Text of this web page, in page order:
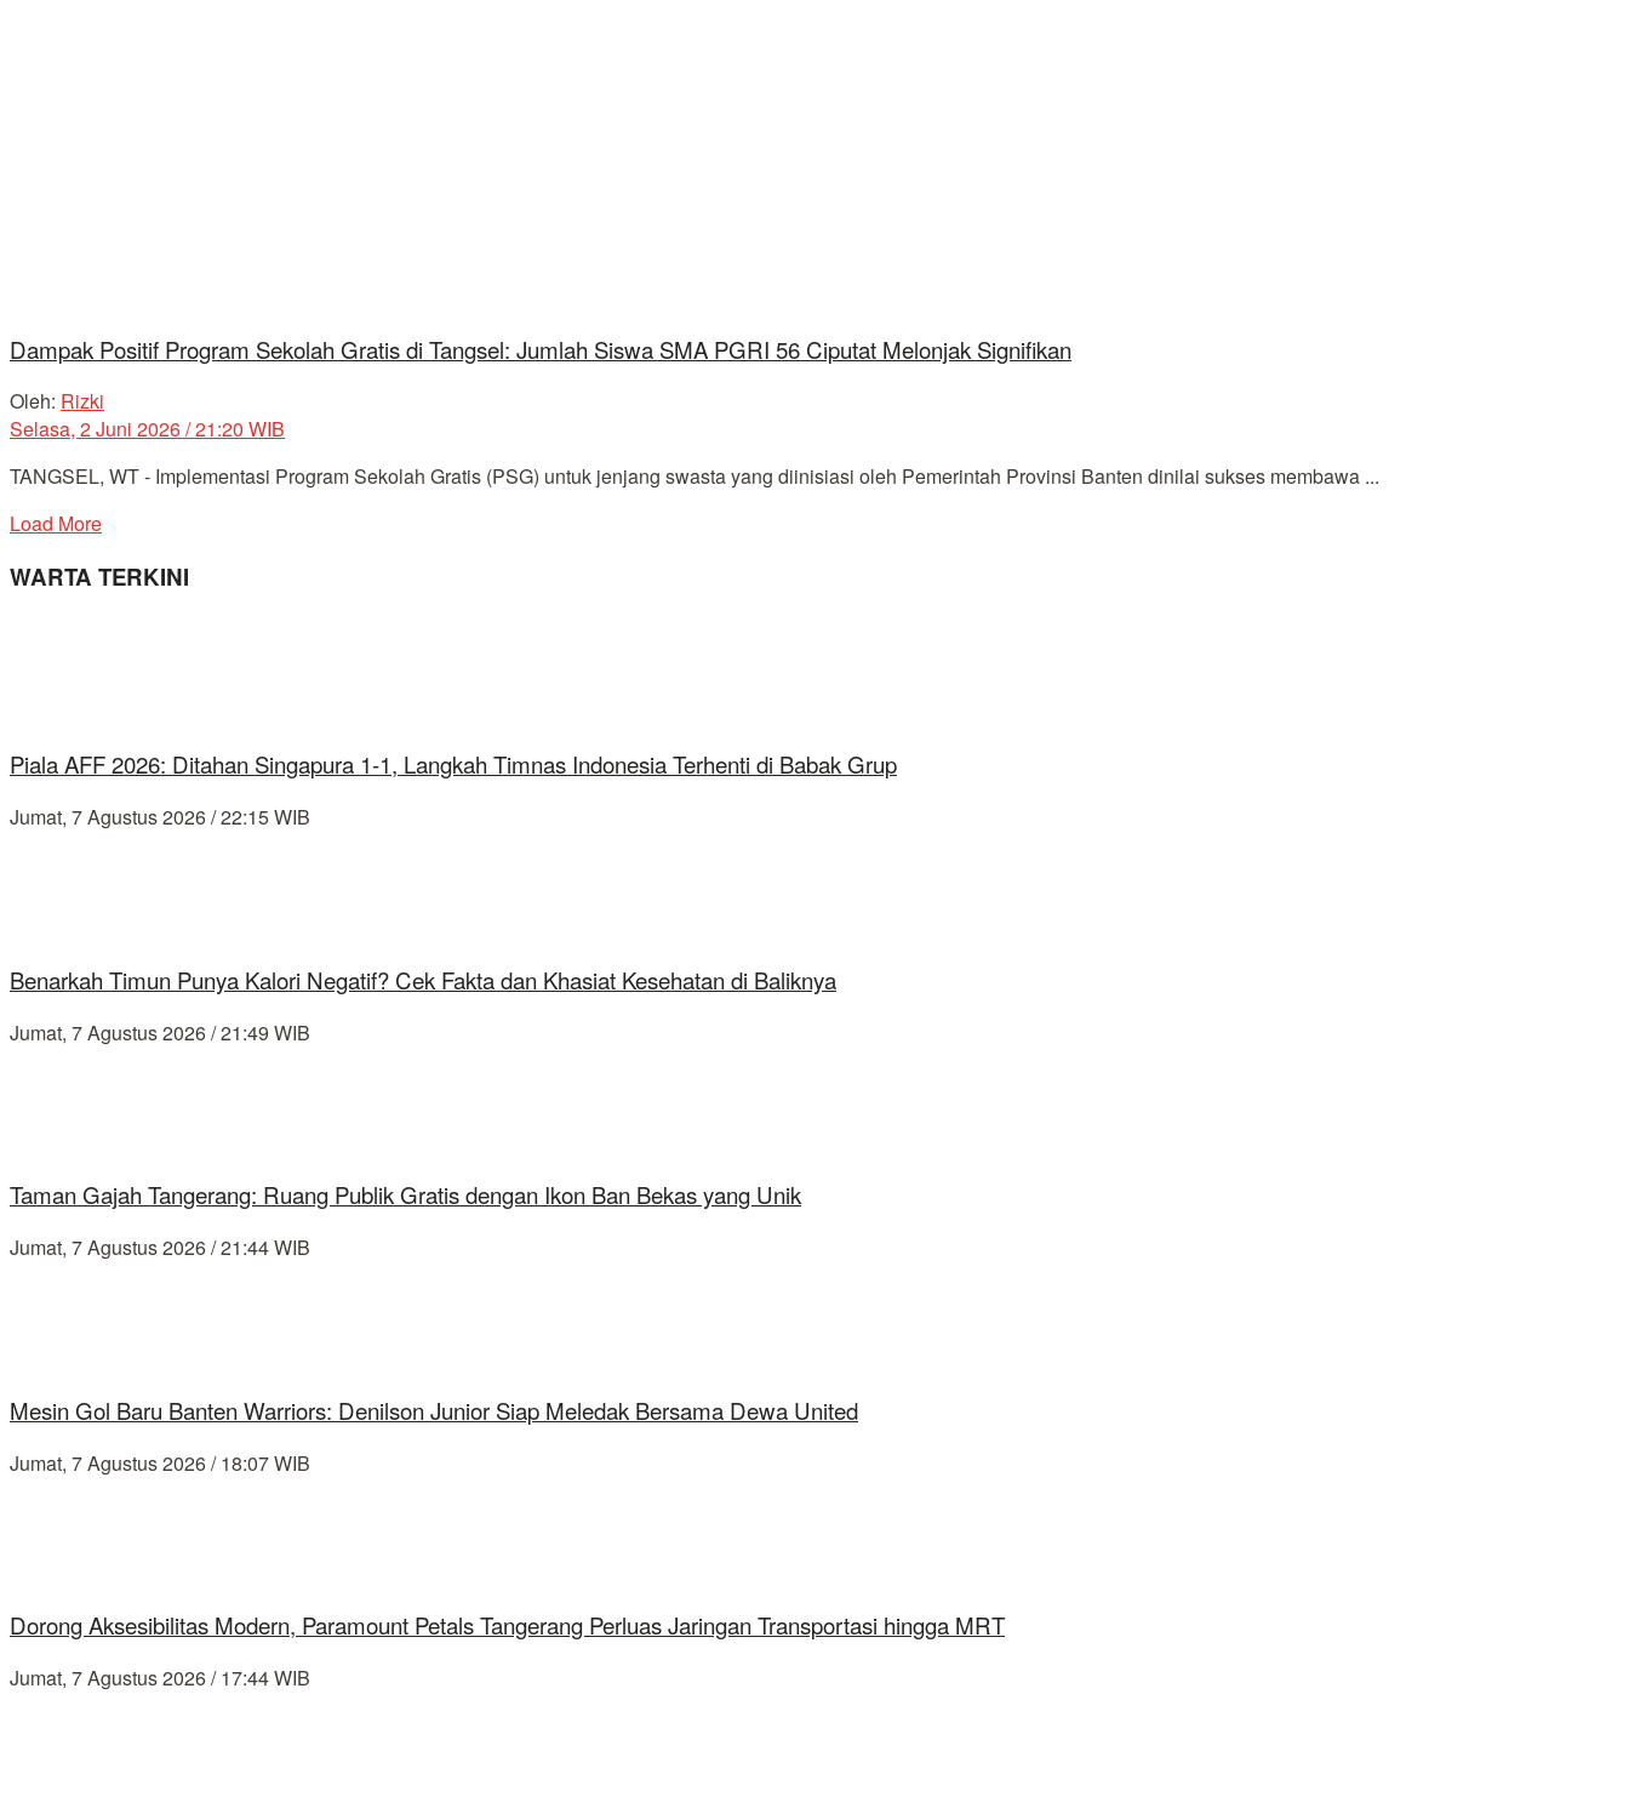
Dampak Positif Program Sekolah Gratis di Tangsel: Jumlah Siswa SMA PGRI 56 Ciputat Melonjak Signifikan
Oleh: Rizki
Selasa, 2 Juni 2026 / 21:20 WIB
TANGSEL, WT - Implementasi Program Sekolah Gratis (PSG) untuk jenjang swasta yang diinisiasi oleh Pemerintah Provinsi Banten dinilai sukses membawa ...
Load More
WARTA TERKINI
Piala AFF 2026: Ditahan Singapura 1-1, Langkah Timnas Indonesia Terhenti di Babak Grup
Jumat, 7 Agustus 2026 / 22:15 WIB
Benarkah Timun Punya Kalori Negatif? Cek Fakta dan Khasiat Kesehatan di Baliknya
Jumat, 7 Agustus 2026 / 21:49 WIB
Taman Gajah Tangerang: Ruang Publik Gratis dengan Ikon Ban Bekas yang Unik
Jumat, 7 Agustus 2026 / 21:44 WIB
Mesin Gol Baru Banten Warriors: Denilson Junior Siap Meledak Bersama Dewa United
Jumat, 7 Agustus 2026 / 18:07 WIB
Dorong Aksesibilitas Modern, Paramount Petals Tangerang Perluas Jaringan Transportasi hingga MRT
Jumat, 7 Agustus 2026 / 17:44 WIB